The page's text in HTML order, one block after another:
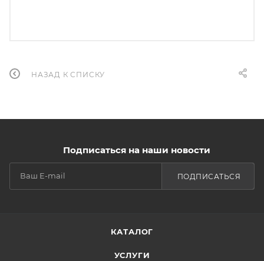
НАЗАД К СПИСКУ
Подписаться на наши новости
ПОДПИСАТЬСЯ
КАТАЛОГ
УСЛУГИ